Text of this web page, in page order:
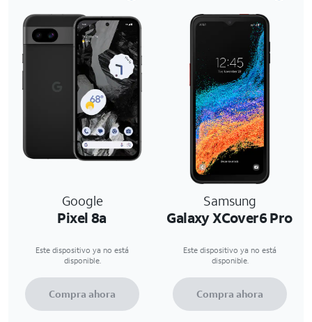
Google
Pixel 8a
Samsung
Galaxy XCover6 Pro
Este dispositivo ya no está
disponible.
Este dispositivo ya no está
disponible.
Compra ahora Compra ahora